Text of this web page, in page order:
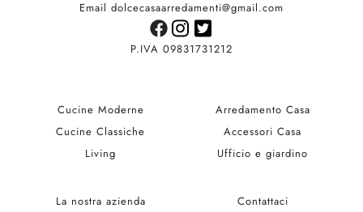
Email dolcecasaarredamenti@gmail.com
P.IVA 09831731212
Cucine Moderne
Cucine Classiche
Living
Arredamento Casa
Accessori Casa
Ufficio e giardino
La nostra azienda Contattaci